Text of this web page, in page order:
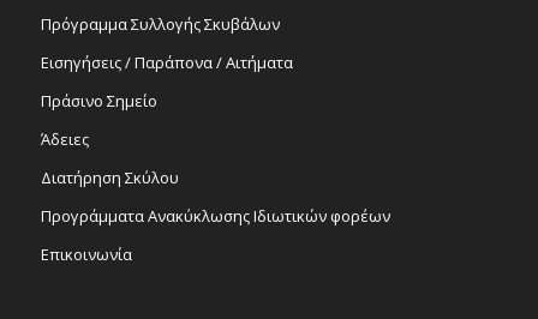
Πρόγραμμα Συλλογής Σκυβάλων
Εισηγήσεις / Παράπονα / Αιτήματα
Πράσινο Σημείο
Άδειες
Διατήρηση Σκύλου
Προγράμματα Ανακύκλωσης Ιδιωτικών φορέων
Επικοινωνία